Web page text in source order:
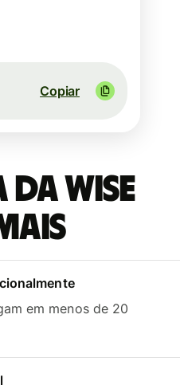
Copiar
Wise
em menos de 20